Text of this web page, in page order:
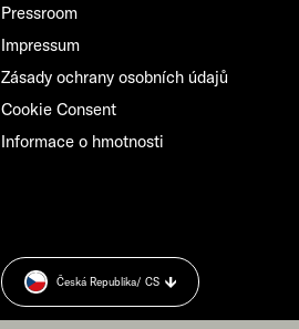
Pressroom
Impressum
Zásady ochrany osobních údajů
Cookie Consent
Informace o hmotnosti
Česká Republika/ CS